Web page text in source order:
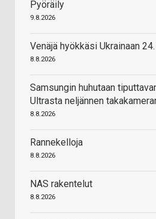
Pyöräily
9.8.2026
Venäjä hyökkäsi Ukrainaan
8.8.2026
Samsungin huhutaan
Ultrasta neljännen
8.8.2026
Rannekelloja
8.8.2026
NAS rakentelut
8.8.2026